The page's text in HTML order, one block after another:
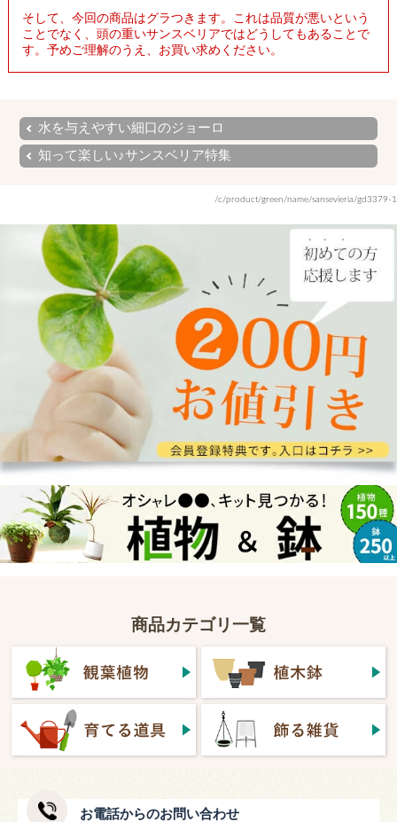
そして、今回の商品はグラつきます。これは品質が悪いという
ことでなく、頭の重いサンスベリアではどうしてもあることで
す。予めご理解のうえ、お買い求めください。
水を与えやすい細口のジョーロ
知って楽しい♪サンスベリア特集
/c/product/green/name/sansevieria/gd3379-1
商品カテゴリ一覧
お電話からのお問い合わせ